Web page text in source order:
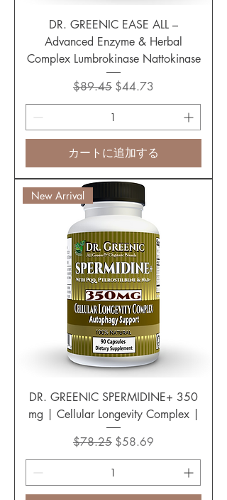
DR. GREENIC EASE ALL –
Advanced Enzyme & Herbal
Complex Lumbrokinase Nattokinase
通常価格
$89.45 セール価格
$44.73
カートに追加する
New Arrival
DR. GREENIC SPERMIDINE+ 350
mg | Cellular Longevity Complex |
通常価格
$78.25 セール価格
$58.69